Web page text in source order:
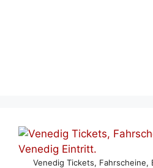
Venedig Tickets, Fahrscheine,